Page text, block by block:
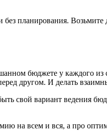
планирования.
бюджете у каждого
другом. И делать
свой вариант ведения
на всем и вся, а про